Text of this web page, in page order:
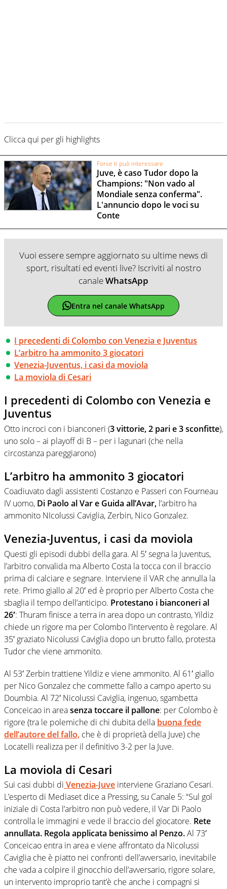
Clicca qui per gli highlights
Forse ti può interessare
Juve, è caso Tudor dopo la
Champions: "Non vado al
Mondiale senza conferma".
L'annuncio dopo le voci su
Conte
Vuoi essere sempre aggiornato su ultime news di
sport, risultati ed eventi live? Iscriviti al nostro
canaleWhatsApp
Entra nel canale WhatsApp
I precedenti di Colombo con Venezia e Juventus
L’arbitro ha ammonito 3 giocatori
Venezia-Juventus, i casi da moviola
La moviola di Cesari
I precedenti di Colombo con Venezia e
Juventus
Otto incroci con i bianconeri (3 vittorie, 2 pari e 3 sconfitte),
uno solo – ai playoff di B – per i lagunari (che nella
circostanza pareggiarono)
L’arbitro ha ammonito 3 giocatori
Coadiuvato dagli assistenti Costanzo e Passeri con Fourneau
IV uomo, Di Paolo al Var e Guida all’Avar, l’arbitro ha
ammonito NIcolussi Caviglia, Zerbin, Nico Gonzalez.
Venezia-Juventus, i casi da moviola
Questi gli episodi dubbi della gara. Al 5′ segna la Juventus,
l’arbitro convalida ma Alberto Costa la tocca con il braccio
prima di calciare e segnare. Interviene il VAR che annulla la
rete. Primo giallo al 20′ ed è proprio per Alberto Costa che
sbaglia il tempo dell’anticipo. Protestano i bianconeri al
26′: Thuram finisce a terra in area dopo un contrasto, Yildiz
chiede un rigore ma per Colombo l’intervento è regolare. Al
35′ graziato Nicolussi Caviglia dopo un brutto fallo, protesta
Tudor che viene ammonito.
Al 53′ Zerbin trattiene Yildiz e viene ammonito. Al 61′ giallo
per Nico Gonzalez che commette fallo a campo aperto su
Doumbia. Al 72′ Nicolussi Caviglia, ingenuo, sgambetta
Conceicao in areasenza toccare il pallone: per Colombo è
rigore (tra le polemiche di chi dubita della buona fede
dell’autore del fallo, che è di proprietà della Juve) che
Locatelli realizza per il definitivo 3-2 per la Juve.
La moviola di Cesari
Sui casi dubbi di Venezia-Juve interviene Graziano Cesari.
L’esperto di Mediaset dice a Pressing, su Canale 5: “Sul gol
iniziale di Costa l’arbitro non può vedere, il Var Di Paolo
controlla le immagini e vede il braccio del giocatore. Rete
annullata. Regola applicata benissimo al Penzo.Al 73′
Conceicao entra in area e viene affrontato da Nicolussi
Caviglia che è piatto nei confronti dell’avversario, inevitabile
che vada a colpire il ginocchio dell’avversario, rigore solare,
un intervento improprio tant’è che anche i compagni si